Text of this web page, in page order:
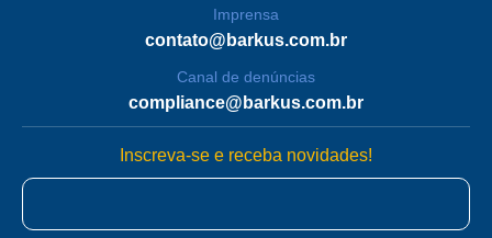
Imprensa
contato@ barkus.com.br
Canal de denúncias
compliance@barkus.com.br
Inscreva-se e receba novidades!
E-
mail